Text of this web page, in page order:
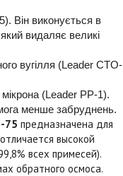
Він виконується в
видаляє великі
вугілля (Leader CTO-
(Leader PP-1).
менше забруднень.
75 предназначена для
высокой
всех примесей).
обратного осмоса.